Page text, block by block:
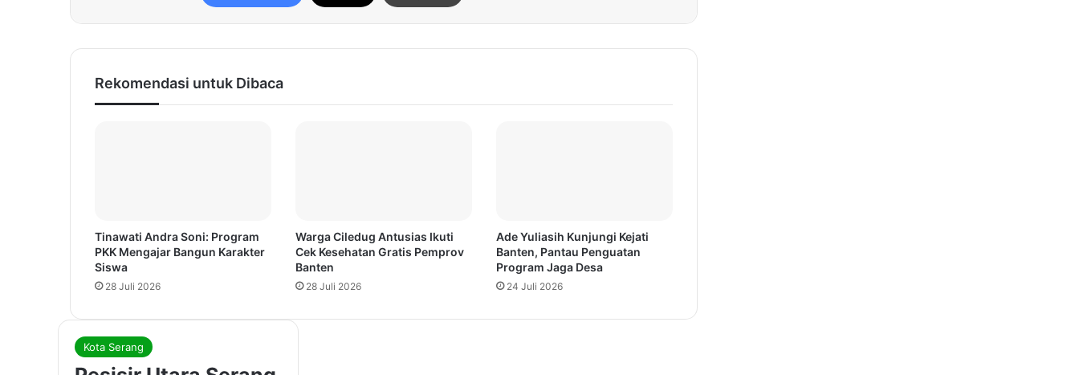
Rekomendasi untuk Dibaca
Tinawati Andra Soni: Program
PKK Mengajar Bangun Karakter
Siswa
28 Juli 2026
Warga Ciledug Antusias Ikuti
Cek Kesehatan Gratis Pemprov
Banten
28 Juli 2026
Ade Yuliasih Kunjungi Kejati
Banten, Pantau Penguatan
Program Jaga Desa
24 Juli 2026